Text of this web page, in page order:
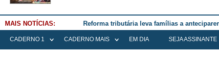
MAIS NOTÍCIAS: Reforma tributária leva famílias a
CADERNO 1 CADERNO MAIS EM DIA SEJA ASSINANTE